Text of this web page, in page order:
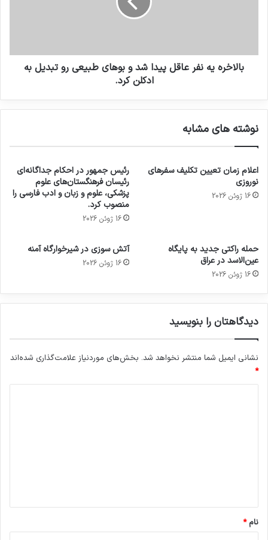
بالاخره یه نفر عاقل پیدا شد و بوهای طبیعی رو تبدیل به
ادکلن کرد.
نوشته های مشابه
اعلام زمان تعیین تکلیف سفرهای
نوروزی
16 ژوئن 2026
رئیس جمهور در احکام جداگانه‌ای
رئیسان فرهنگستان‌های علوم
پزشکی، علوم و زبان و ادب فارسی را
منصوب کرد.
16 ژوئن 2026
حمله راکتی جدید به پایگاه
عین‌الاسد در عراق
16 ژوئن 2026
آتش سوزی در شیرخوارگاه آمنه
16 ژوئن 2026
دیدگاهتان را بنویسید
نشانی ایمیل شما منتشر نخواهد شد. بخش‌های موردنیاز علامت‌گذاری شده‌اند
*
نام*